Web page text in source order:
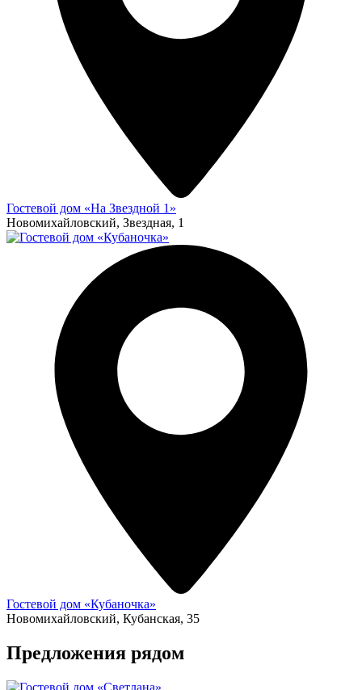
Гостевой дом «На Звездной 1»
Новомихайловский, Звездная, 1
Гостевой дом «Кубаночка»
Новомихайловский, Кубанская, 35
Предложения рядом